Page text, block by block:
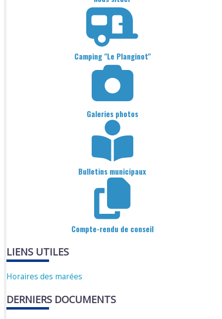
Camping "Le Planginot"
Galeries photos
Bulletins municipaux
Compte-rendu de conseil
LIENS UTILES
Horaires des marées
DERNIERS DOCUMENTS